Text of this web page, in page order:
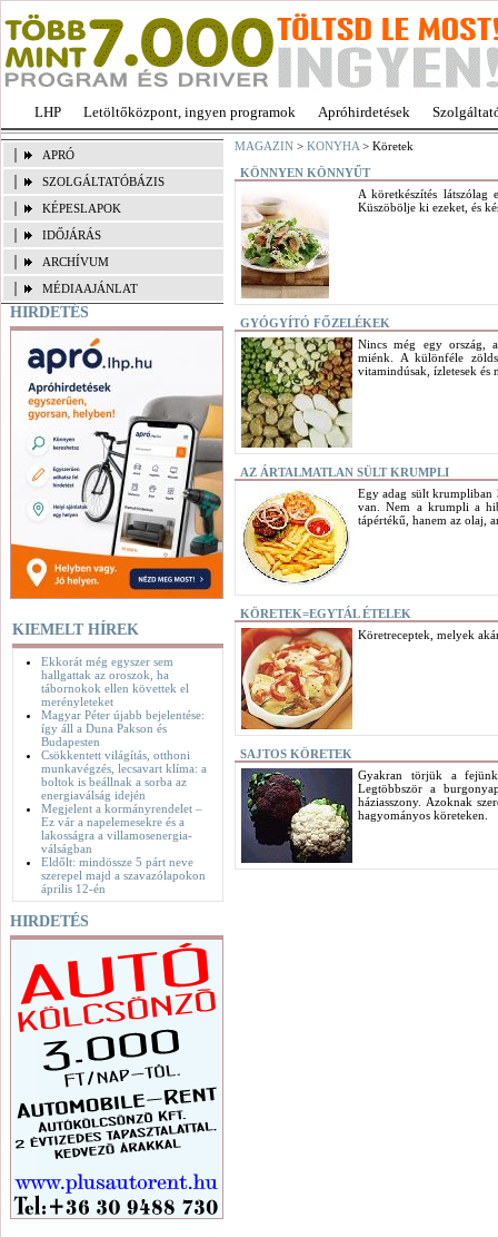
LHP Letöltőközpont, ingyen programok Apróhirdetések
APRÓ
SZOLGÁLTATÓBÁZIS
KÉPESLAPOK
IDŐJÁRÁS
ARCHÍVUM
MÉDIAAJÁNLAT
HIRDETÉS
KIEMELT HÍREK
Ekkorát még egyszer sem
hallgattak az oroszok, ha
tábornokok ellen követtek el
merényleteket
Magyar Péter újabb bejelentése:
így áll a Duna Pakson és
Budapesten
Csökkentett világítás, otthoni
munkavégzés, lecsavart klíma: a
boltok is beállnak a sorba az
energiaválság idején
Megjelent a kormányrendelet –
Ez vár a napelemesekre és a
lakosságra a villamosenergia-
válságban
Eldőlt: mindössze 5 párt neve
szerepel majd a szavazólapokon
április 12-én
HIRDETÉS
MAGAZIN > KONYHA > Köretek
KÖNNYEN KÖNNYŰT
A köretkészítés látszólag
Küszöbölje ki ezeket, és
GYÓGYÍTÓ FŐZELÉKEK
Nincs még egy ország,
miénk. A különféle
vitamindúsak, ízletesek és
AZ ÁRTALMATLAN SÜLT KRUMPLI
Egy adag sült krumpliban
van. Nem a krumpli a
tápértékű, hanem az olaj,
KÖRETEK=EGYTÁL ÉTELEK
Köretreceptek, melyek
SAJTOS KÖRETEK
Gyakran törjük a
Legtöbbször a
háziasszony. Azoknak
hagyományos köreteken.